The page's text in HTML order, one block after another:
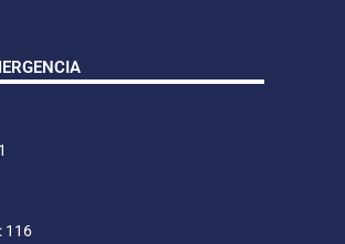
116